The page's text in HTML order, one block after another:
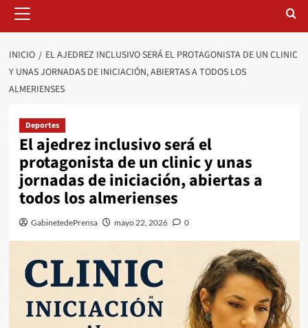
primario
INICIO
EL AJEDREZ INCLUSIVO SERÁ EL PROTAGONISTA DE UN CLINIC
Y UNAS JORNADAS DE INICIACIÓN, ABIERTAS A TODOS LOS
ALMERIENSES
Deportes
El ajedrez inclusivo será el
protagonista de un clinic y unas
jornadas de iniciación, abiertas a
todos los almerienses
GabinetedePrensa mayo 22, 2026 0